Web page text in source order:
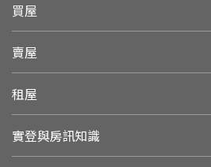
買屋
賣屋
租屋
實登與房訊知識